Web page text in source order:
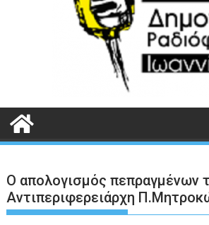
Ο απολογισμός πεπραγμένων
Αντιπεριφερειάρχη